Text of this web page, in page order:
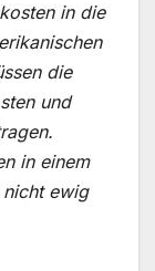
in die
die
und
in einem
ewig